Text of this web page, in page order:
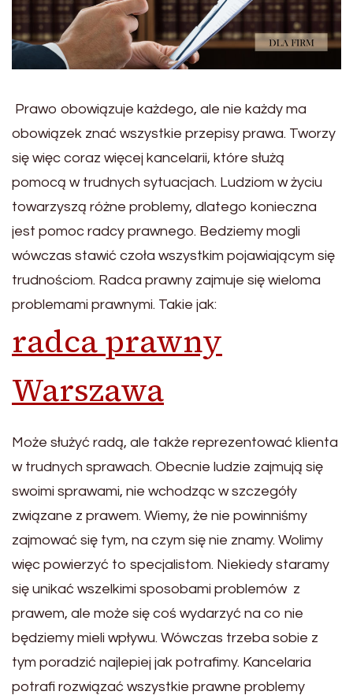
Prawo obowiązuje każdego, ale nie każdy ma
obowiązek znać wszystkie przepisy prawa. Tworzy
się więc coraz więcej kancelarii, które służą
pomocą w trudnych sytuacjach. Ludziom w życiu
towarzyszą różne problemy, dlatego konieczna
jest pomoc radcy prawnego. Bedziemy mogli
wówczas stawić czoła wszystkim pojawiającym się
trudnościom. Radca prawny zajmuje się wieloma
problemami prawnymi. Takie jak:
radca prawny
Warszawa
Może służyć radą, ale także reprezentować klienta
w trudnych sprawach. Obecnie ludzie zajmują się
swoimi sprawami, nie wchodząc w szczegóły
związane z prawem. Wiemy, że nie powinniśmy
zajmować się tym, na czym się nie znamy. Wolimy
więc powierzyć to specjalistom. Niekiedy staramy
się unikać wszelkimi sposobami problemów z
prawem, ale może się coś wydarzyć na co nie
będziemy mieli wpływu. Wówczas trzeba sobie z
tym poradzić najlepiej jak potrafimy. Kancelaria
potrafi rozwiązać wszystkie prawne problemy